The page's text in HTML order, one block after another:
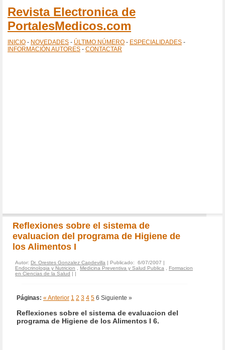
Revista Electronica de
PortalesMedicos.com
INICIO - NOVEDADES - ÚLTIMO NÚMERO - ESPECIALIDADES -
INFORMACIÓN AUTORES - CONTACTAR
Reflexiones sobre el sistema de
evaluacion del programa de Higiene de
los Alimentos I
Autor: Dr. Orestes Gonzalez Capdevilla | Publicado: 6/07/2007 |
Endocrinologia y Nutricion
Medicina Preventiva y Salud Publica
Formacion
en Ciencias de la Salud | |
Páginas: « Anterior 1 2 3 4 5 6 Siguiente »
Reflexiones sobre el sistema de evaluacion del
programa de Higiene de los Alimentos I 6.